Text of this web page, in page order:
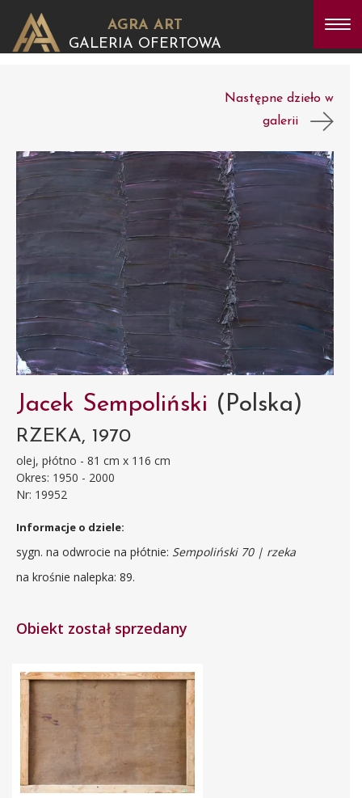
AGRA ART
GALERIA OFERTOWA
Następne dzieło w
galerii
Jacek Sempoliński (Polska)
RZEKA, 1970
olej, płótno - 81 cm x 116 cm
Okres: 1950 - 2000
Nr: 19952
Informacje o dziele:
sygn. na odwrocie na płótnie: Sempoliński 70 | rzeka
na krośnie nalepka: 89.
Obiekt został sprzedany